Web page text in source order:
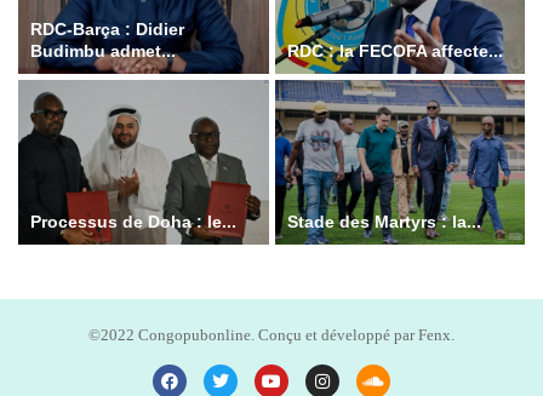
RDC-Barça : Didier
Budimbu admet...
RDC : la FECOFA affecte...
Processus de Doha : le... Stade des Martyrs : la...
©2022 Congopubonline. Conçu et développé par Fenx.